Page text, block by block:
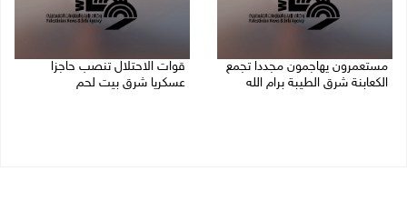
مستعمرون يهاجمون مجددا تجمع
الكعابنة شرق الطيبة برام الله
قوات الاحتلال تنصب حاجزا
عسكريا شرق بيت لحم